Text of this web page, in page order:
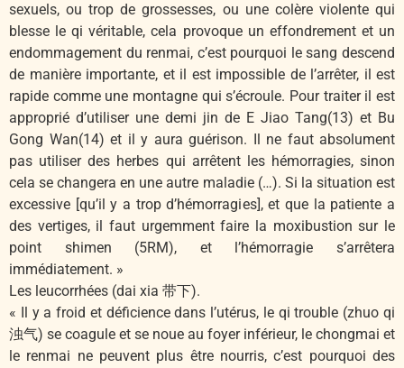
sexuels, ou trop de grossesses, ou une colère violente qui
blesse le qi véritable, cela provoque un effondrement et un
endommagement du renmai, c’est pourquoi le sang descend
de manière importante, et il est impossible de l’arrêter, il est
rapide comme une montagne qui s’écroule. Pour traiter il est
approprié d’utiliser une demi jin de E Jiao Tang(13) et Bu
Gong Wan(14) et il y aura guérison. Il ne faut absolument
pas utiliser des herbes qui arrêtent les hémorragies, sinon
cela se changera en une autre maladie (…). Si la situation est
excessive [qu’il y a trop d’hémorragies], et que la patiente a
des vertiges, il faut urgemment faire la moxibustion sur le
point shimen (5RM), et l’hémorragie s’arrêtera
immédiatement. »
Les leucorrhées (dai xia 带下).
« Il y a froid et déficience dans l’utérus, le qi trouble (zhuo qi
浊气) se coagule et se noue au foyer inférieur, le chongmai et
le renmai ne peuvent plus être nourris, c’est pourquoi des